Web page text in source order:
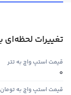
تغییرات لحظه‌ای
قیمت استپ واچ به تتر
0
قیمت استپ واچ به تومان